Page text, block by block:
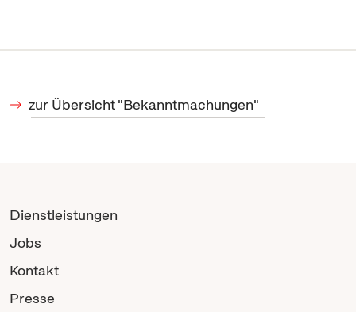
zur Übersicht "Bekanntmachungen"
Dienstleistungen
Jobs
Kontakt
Presse